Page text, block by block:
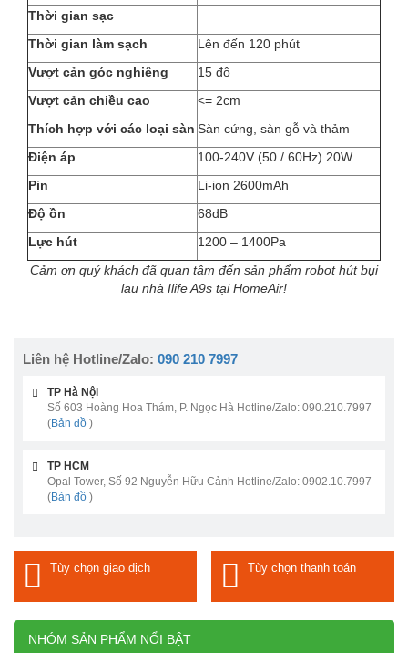
Thời gian sạc
Thời gian làm sạch
Lên đến 120 phút
Vượt cản góc nghiêng
15 độ
Vượt cản chiều cao
<= 2cm
Thích hợp với các loại sàn Sàn cứng, sàn gỗ và thảm
Điện áp
100-240V (50 / 60Hz) 20W
Pin
Li-ion 2600mAh
Độ ồn
68dB
Lực hút
1200 – 1400Pa
Cảm ơn quý khách đã quan tâm đến sản phẩm robot hút bụi
lau nhà Ilife A9s tại HomeAir!
Liên hệ Hotline/Zalo: 090 210 7997
TP Hà Nội
Số 603 Hoàng Hoa Thám, P. Ngọc Hà Hotline/Zalo: 090.210.7997
(Bản đồ )
TP HCM
Opal Tower, Số 92 Nguyễn Hữu Cảnh Hotline/Zalo: 0902.10.7997
(Bản đồ )
Tùy chọn giao dịch Tùy chọn thanh toán
NHÓM SẢN PHẨM NỔI BẬT